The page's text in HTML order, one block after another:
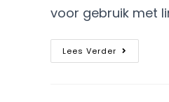
voor gebruik met
Lees Verder